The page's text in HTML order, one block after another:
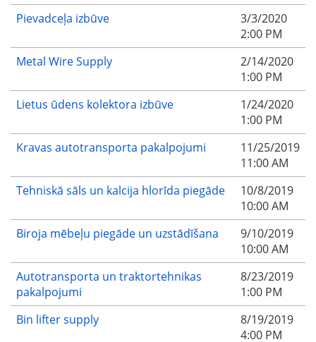
Pievadceļa izbūve
3/3/2020
2:00 PM
Metal Wire Supply
2/14/2020
1:00 PM
Lietus ūdens kolektora izbūve
1/24/2020
1:00 PM
Kravas autotransporta pakalpojumi
11/25/2019
11:00 AM
Tehniskā sāls un kalcija hlorīda piegāde
10/8/2019
10:00 AM
Biroja mēbeļu piegāde un uzstādīšana
9/10/2019
10:00 AM
Autotransporta un traktortehnikas
pakalpojumi
8/23/2019
1:00 PM
Bin lifter supply
8/19/2019
4:00 PM